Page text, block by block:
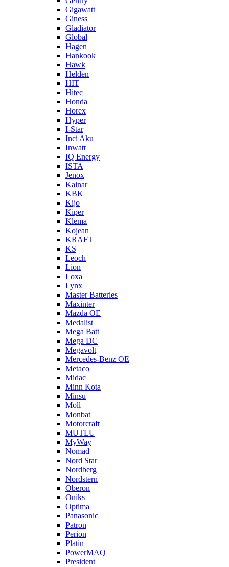
Gigawatt
Giness
Gladiator
Global
Hagen
Hankook
Hawk
Helden
HIT
Hitec
Honda
Horex
Hyper
I-Star
Inci Aku
Inwatt
IQ Energy
ISTA
Jenox
Kainar
KBK
Kijo
Kiper
Klema
Kojean
KRAFT
KS
Leoch
Lion
Loxa
Lynx
Master Batteries
Maxinter
Mazda OE
Medalist
Mega Batt
Mega DC
Megavolt
Mercedes-Benz OE
Metaco
Midac
Minn Kota
Minsu
Moll
Monbat
Motorcraft
MUTLU
MyWay
Nomad
Nord Star
Nordberg
Nordstern
Oberon
Oniks
Optima
Panasonic
Patron
Perion
Platin
PowerMAQ
President